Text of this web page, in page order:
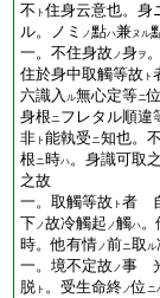
不 ト 住身云意也。身
ル。ノミ ノ點ハ兼ヌル
一。不住身故 ノ身ヲ
住於身中取觸等故 ト
六識入 ル無心定等ニ
身根ニフレタル順違
非 ト 能執受ニ知也。
根ニ時ハ。身識可取
之故
一。取觸等故 ト 者
下ノ故冷觸起 ノ觸ハ
時。他有情ノ前ニ取ル
一。境不定故 ノ事
脱 ト 。受生命終ノ位 ニ